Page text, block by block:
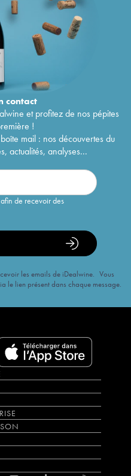
contact
et profitez de nos pépites
!
mail : nos découvertes du
actualités, analyses...
de recevoir des
les emails de iDealwine. Vous
le lien présent dans chaque message.